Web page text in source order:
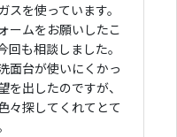
スを使っています。
ームをお願いしたこ
回も相談しました。
面台が使いにくかっ
を出したのですが、
々探してくれてとて